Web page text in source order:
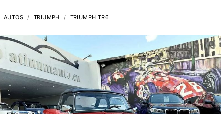
AUTOS TRIUMPH TRIUMPH TR6